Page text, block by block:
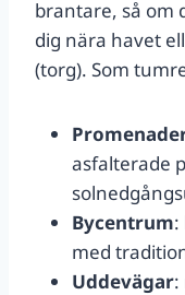
brantare, så om
dig nära havet
(torg). Som
asfalterade
Bycentrum:
med
Uddevägar: